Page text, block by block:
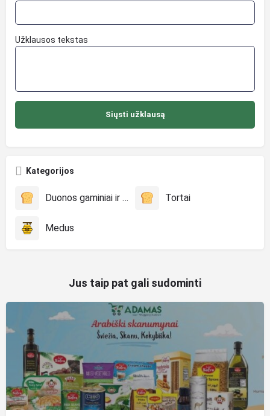
Užklausos tekstas
Kategorijos
Duonos gaminiai ir konditerija Tortai
Medus
Jus taip pat gali sudominti